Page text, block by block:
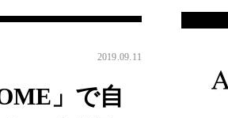
2019.09.11
」で自